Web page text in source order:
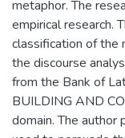
metaphor. The
empirical research.
classification of the
the discourse
from the Bank of
BUILDING AND
domain. The